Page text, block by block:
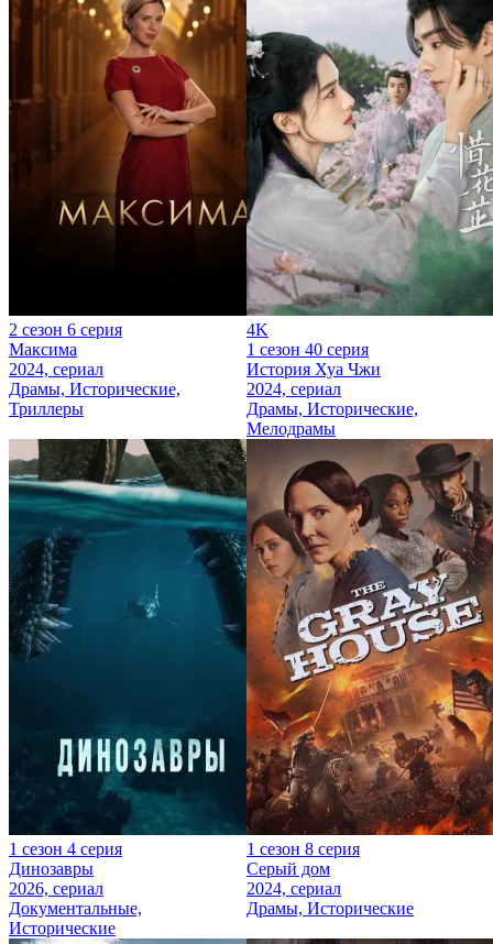
2 сезон 6 серия
Максима
2024, сериал
Драмы, Исторические,
Триллеры
4K
1 сезон 40 серия
История Хуа Чжи
2024, сериал
Драмы, Исторические,
Мелодрамы
1 сезон 4 серия
Динозавры
2026, сериал
Документальные,
Исторические
1 сезон 8 серия
Серый дом
2024, сериал
Драмы, Исторические